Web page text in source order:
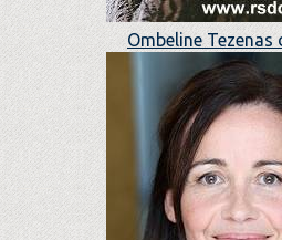
Ombeline Tezenas